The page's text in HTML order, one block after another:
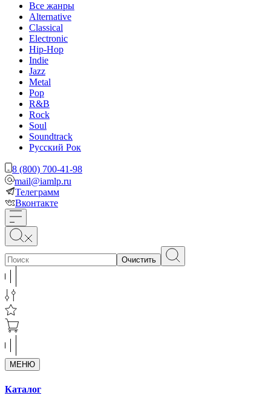
Все жанры
Alternative
Classical
Electronic
Hip-Hop
Indie
Jazz
Metal
Pop
R&B
Rock
Soul
Soundtrack
Русский Рок
8 (800) 700-41-98
mail@iamlp.ru
Телеграмм
Вконтакте
Очистить
МЕНЮ
Каталог